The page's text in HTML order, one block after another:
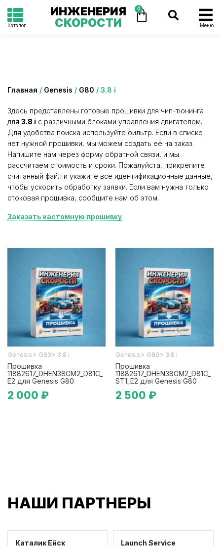
Каталог
ИНЖЕНЕРИЯ
СКОРОСТИ
0
Меню
Главная / Genesis / G80 / 3.8 i
Здесь представлены готовые прошивки для чип-тюнинга
для 3.8 i с различными блоками управления двигателем.
Для удобства поиска используйте фильтр. Если в списке
нет нужной прошивки, мы можем создать её на заказ.
Напишите нам через форму обратной связи, и мы
рассчитаем стоимость и сроки. Пожалуйста, прикрепите
считанный файл и укажите все идентификационные данные,
чтобы ускорить обработку заявки. Если вам нужна только
стоковая прошивка, сообщите нам об этом.
Заказать кастомную прошивку
Genesis > G80 > 3.8 i
Прошивка
11882617_DHEN38GM2_D81C_
E2 для Genesis G80
2 000 ₽
Genesis > G80 > 3.8 i
Прошивка
11882617_DHEN38GM2_D81C_
ST1_E2 для Genesis G80
2 500 ₽
НАШИ ПАРТНЕРЫ
Каталик Ейск Launch Service